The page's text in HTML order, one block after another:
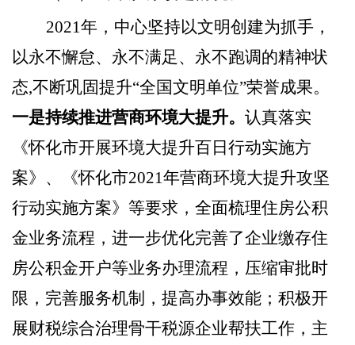
2021年，中心坚持以文明创建为抓手，
以永不懈怠、永不满足、永不跑调的精神状
态,不断巩固提升“全国文明单位”荣誉成果。
一是持续推进营商环境大提升。 认真落实
《怀化市开展环境大提升百日行动实施方
案》、《怀化市2021年营商环境大提升攻坚
行动实施方案》等要求，全面梳理住房公积
金业务流程， 进一步优化完善了企业缴存住
房公积金开户等业务办理流程，压缩审批时
限，完善服务机制，提高办事效能；积极开
展财税综合治理骨干税源企业帮扶工作，主